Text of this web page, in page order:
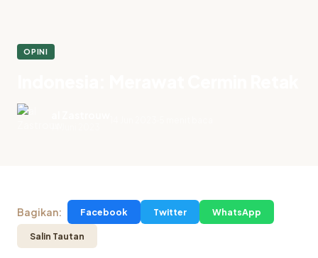
OPINI
Bagikan: Facebook Twitter WhatsApp
Salin Tautan